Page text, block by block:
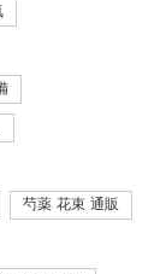
芍薬 花束 通販